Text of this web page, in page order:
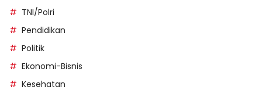
TNI/Polri
Pendidikan
Politik
Ekonomi-Bisnis
Kesehatan